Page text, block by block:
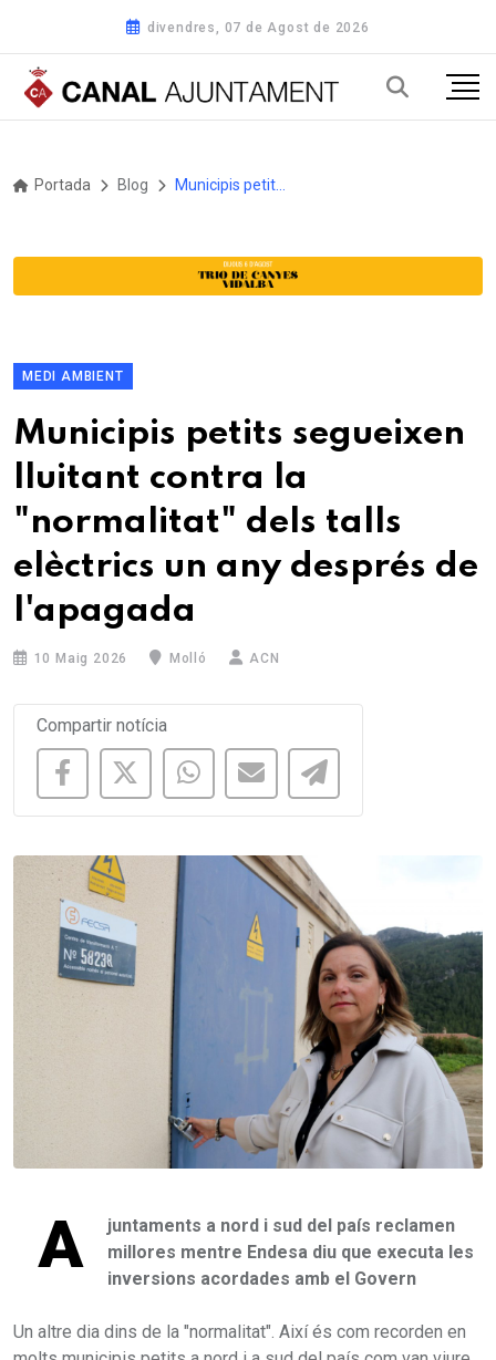
divendres, 07 de Agost de 2026
Portada Blog
MEDI AMBIENT
Municipis petits segueixen
lluitant contra la
"normalitat" dels talls
elèctrics un any després de
l'apagada
10 Maig 2026 Molló ACN
Compartir notícia
A
juntaments a nord i sud del país reclamen
millores mentre Endesa diu que executa les
inversions acordades amb el Govern
Un altre dia dins de la "normalitat". Així és com recorden en